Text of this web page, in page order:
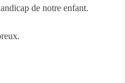
de notre enfant.